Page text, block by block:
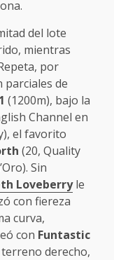
del lote
mientras
por
parciales de
(1200m), bajo la
Channel en
el favorito
(20, Quality
Sin
Loveberryle
con fiereza
curva,
con Funtastic
derecho,